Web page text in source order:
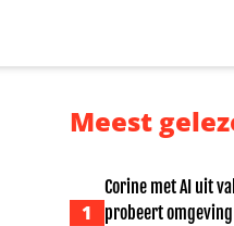
Meest
1
Corine met AI uit
probeert